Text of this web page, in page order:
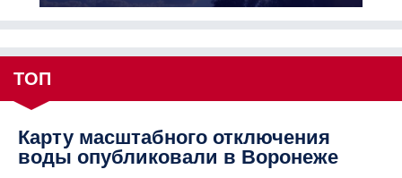
ТОП
Карту масштабного отключения
воды опубликовали в Воронеже